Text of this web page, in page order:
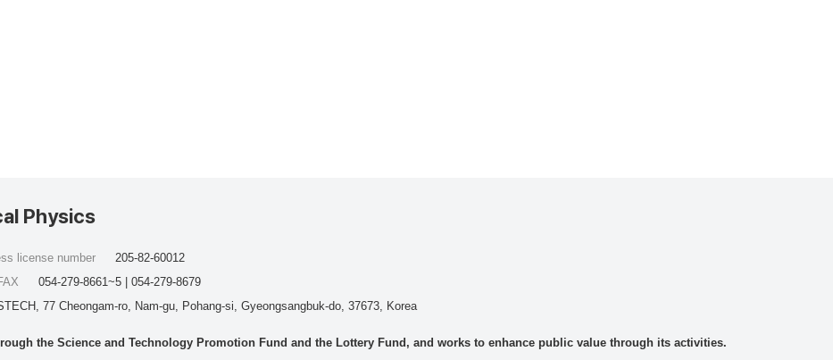
Physics
77 Cheongam-ro, Nam-gu, Pohang-si, Gyeongsangbuk-do, 37673, Korea
license number
205-82-60012
054-279-8661~5 | 054-279-8679
the Science and Technology Promotion Fund and the Lottery Fund, and works to enhance public value through its activities.